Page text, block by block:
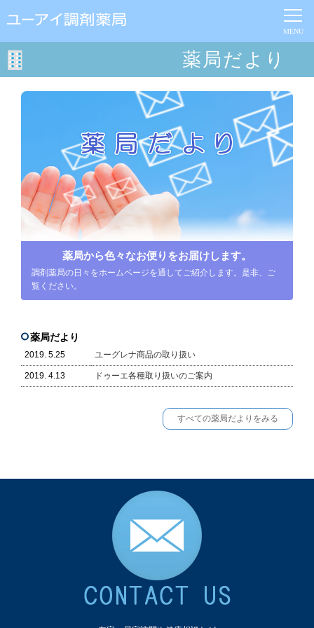
薬局だより
薬局から色々なお便りをお届けします。
調剤薬局の日々をホームページを通してご紹介します。是非、ご
覧ください。
薬局だより
2019. 5.25 ユーグレナ商品の取り扱い
2019. 4.13 ドゥーエ各種取り扱いのご案内
すべての薬局だよりをみる